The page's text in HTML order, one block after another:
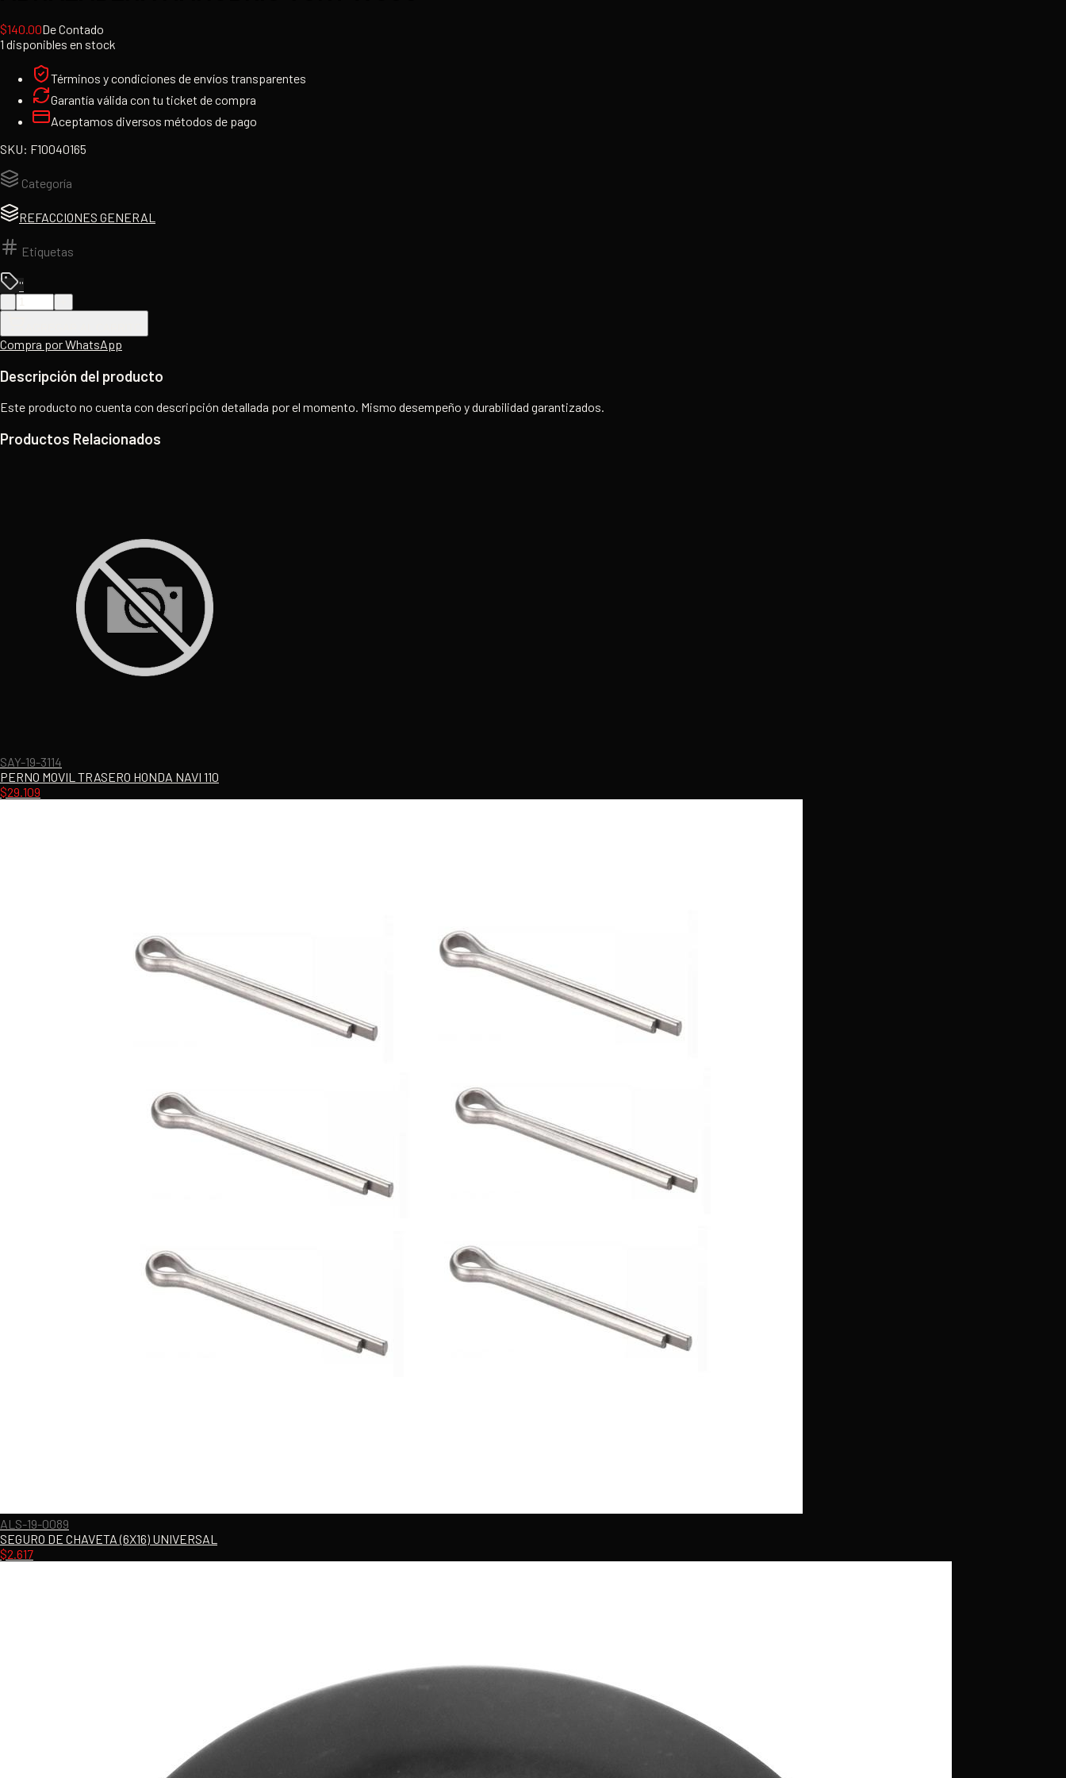
$140.00De Contado
1 disponibles en stock
Términos y condiciones de envíos transparentes
Garantía válida con tu ticket de compra
Aceptamos diversos métodos de pago
SKU: F10040165
Categoría
REFACCIONES GENERAL
Etiquetas
''
Compra por WhatsApp
Descripción del producto
Este producto no cuenta con descripción detallada por el momento. Mismo desempeño y durabilidad garantizados.
Productos Relacionados
SAY-19-3114
PERNO MOVIL TRASERO HONDA NAVI 110
$29.109
ALS-19-0089
SEGURO DE CHAVETA (6X16) UNIVERSAL
$2.617